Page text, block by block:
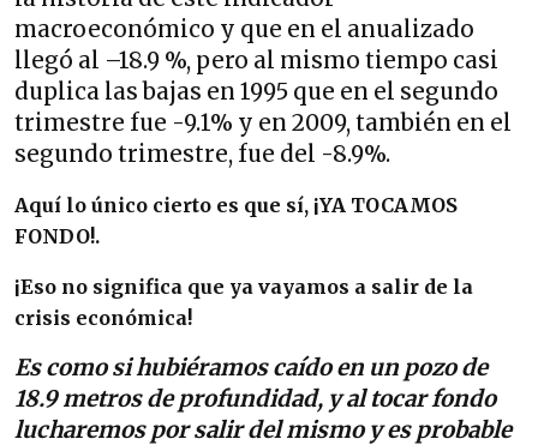
macroeconómico y que en el anualizado
llegó al –18.9 %, pero al mismo tiempo casi
duplica las bajas en 1995 que en el segundo
trimestre fue -9.1% y en 2009, también en el
segundo trimestre, fue del -8.9%.
Aquí lo único cierto es que sí, ¡YA TOCAMOS
FONDO!.
¡Eso no significa que ya vayamos a salir de la
crisis económica!
Es como si hubiéramos caído en un pozo de
18.9 metros de profundidad, y al tocar fondo
lucharemos por salir del mismo y es probable